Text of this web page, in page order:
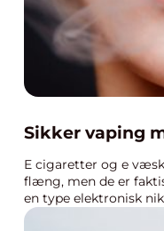
Sikker vaping
E cigaretter og e
flæng, men de er
en type elektronisk